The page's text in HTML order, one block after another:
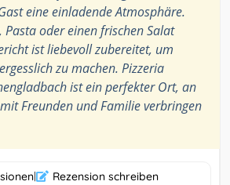
eine einladende Atmosphäre.
Pasta oder einen frischen Salat
ist liebevoll zubereitet, um
zu machen. Pizzeria
ist ein perfekter Ort, an
Freunden und Familie verbringen
| Rezension schreiben